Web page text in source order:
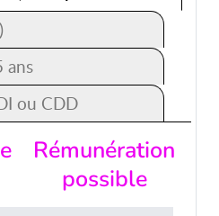
ans
ou CDD
Rémunération
possible